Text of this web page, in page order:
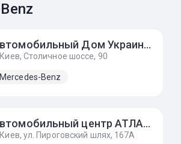
Автомобильный Дом Украина-Мерседес Бенц
Киев, Столичное шоссе, 90
Mercedes-Benz
Автомобильный центр АТЛАНТ
ул. Пироговский шлях, 167А